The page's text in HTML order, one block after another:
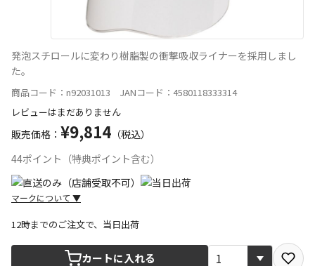
発泡スチロールに変わり樹脂製の衝撃吸収ライナーを採用しまし
た。
商品コード：n92031013 JANコード：4580118333314
レビューはまだありません
販売価格： ¥9,814 （税込）
44ポイント（特典ポイント含む）
マークについて ▼
宅配や店舗受取を選択できる商品です
12時までのご注文で、当日出荷
カートに入れる